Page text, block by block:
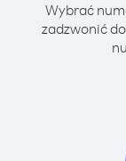
Wybrać
zadzwonić